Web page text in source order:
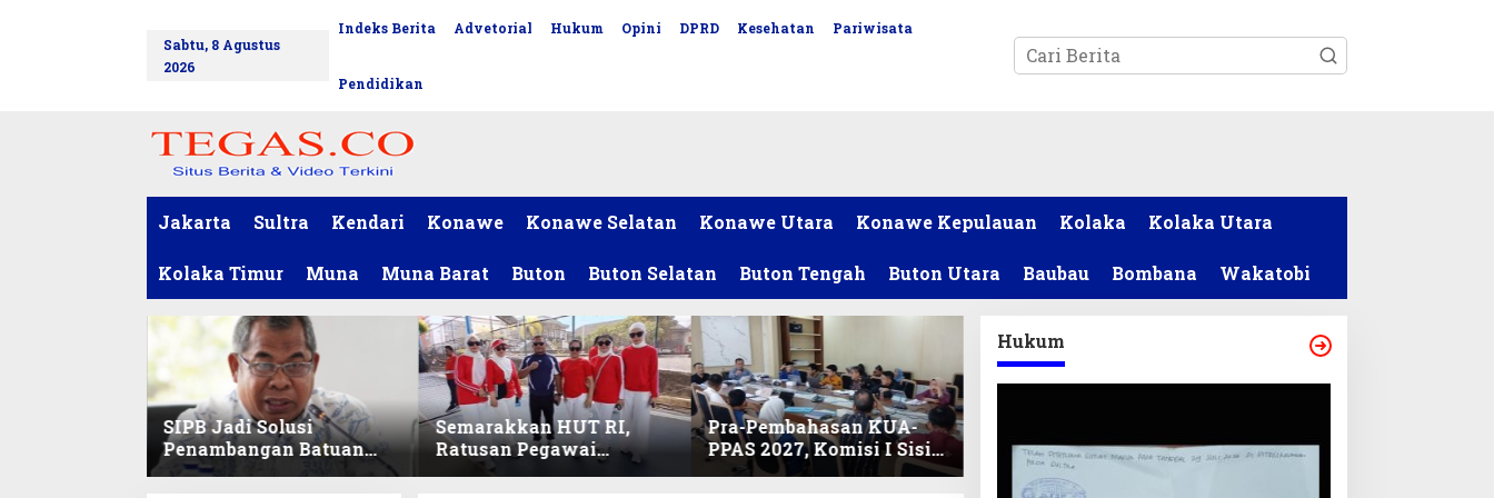
Sabtu, 8 Agustus
2026
Indeks Berita Advetorial Hukum Opini DPRD Kesehatan Pariwisata
Pendidikan
Jakarta Sultra Kendari Konawe Konawe Selatan Konawe Utara Konawe Kepulauan Kolaka Kolaka Utara
Kolaka Timur Muna Muna Barat Buton Buton Selatan Buton Tengah Buton Utara Baubau Bombana Wakatobi
SIPB Jadi Solusi
Penambangan Batuan
Komoditas ex-Golongan
Semarakkan HUT RI,
Ratusan Pegawai
Sekretariat DPRD Sultra
Pra-Pembahasan KUA-
PPAS 2027, Komisi I Sisir
Program Prioritas
Hukum